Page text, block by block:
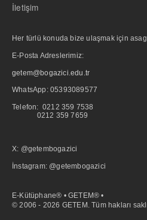
İletişim
Her türlü konuda bize ulaşmak için
E-Posta Adreslerimiz:
getem@bogazici.edu.tr
WhatsApp: 05393089577
Telefon: 0212 359 7538
0212 359 7659
X: @getembogazici
İnstagram: @getembogazici
E-Kütüphane® • GETEM® •
© 2006 - 2026 GETEM. Tüm hakları